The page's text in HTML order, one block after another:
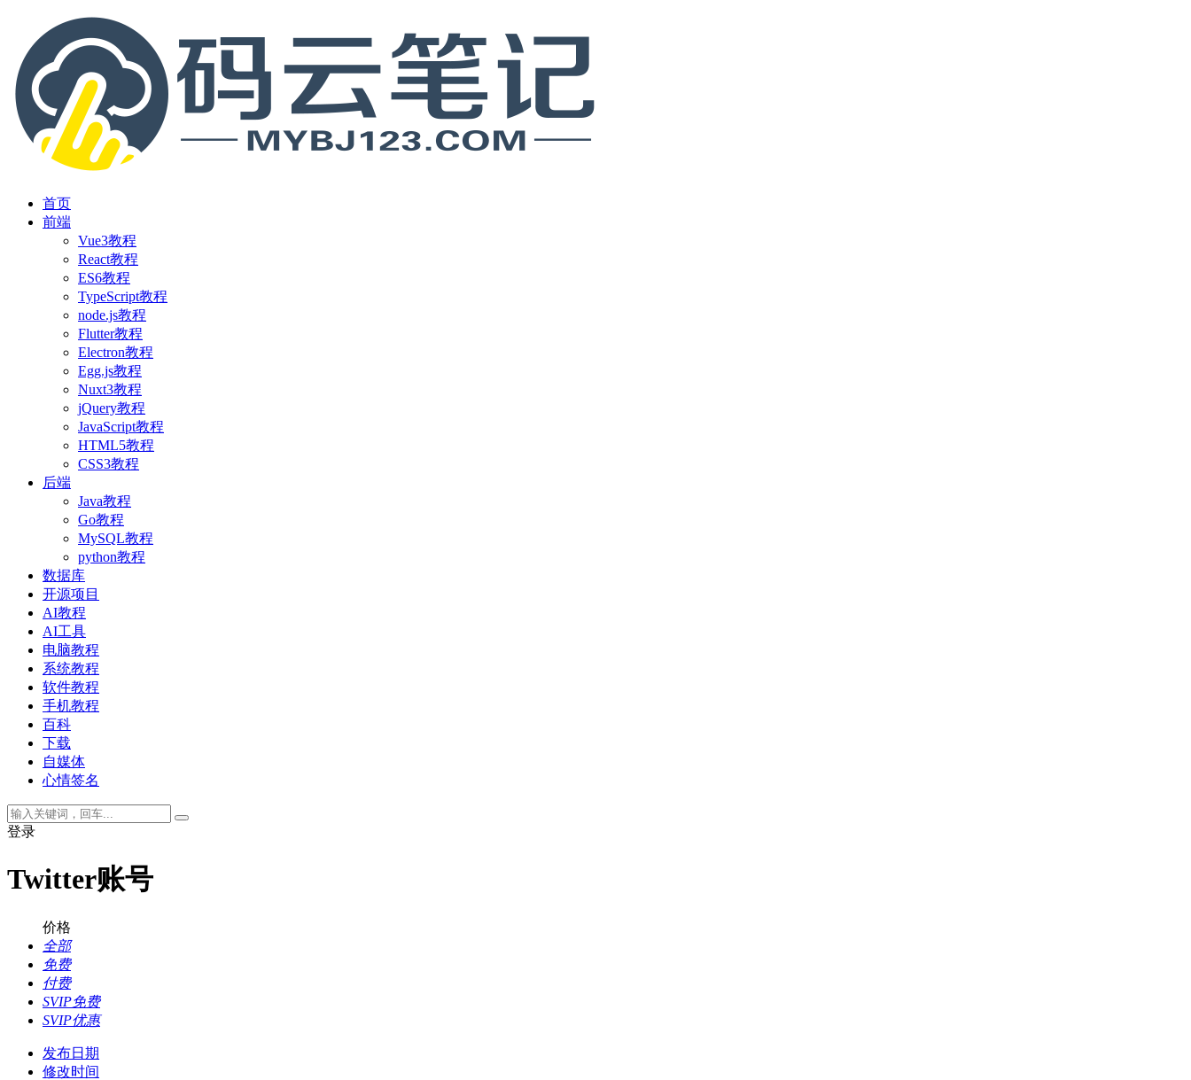
首页
前端
Vue3教程
React教程
ES6教程
TypeScript教程
node.js教程
Flutter教程
Electron教程
Egg.js教程
Nuxt3教程
jQuery教程
JavaScript教程
HTML5教程
CSS3教程
后端
Java教程
Go教程
MySQL教程
python教程
数据库
开源项目
AI教程
AI工具
电脑教程
系统教程
软件教程
手机教程
百科
下载
自媒体
心情签名
登录
Twitter账号
价格
全部
免费
付费
SVIP免费
SVIP优惠
发布日期
修改时间